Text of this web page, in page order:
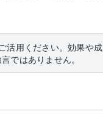
活用ください。効果や成
ではありません。